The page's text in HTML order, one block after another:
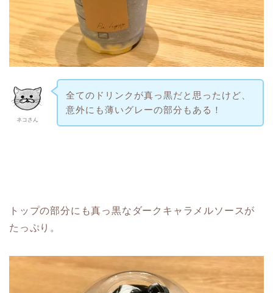
ネコさん
全てのドリンクが真っ黒だと思ったけど、
意外にも薄いグレーの部分もある！
トップの部分にも真っ黒なダークキャラメルソースが
たっぷり。